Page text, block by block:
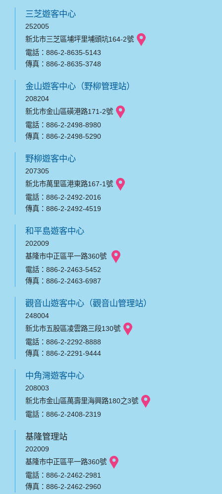
三芝遊客中心
252005
新北市三芝區埔坪里埔頭坑164-2號
電話：886-2-8635-5143
傳真：886-2-8635-3748
金山遊客中心（野柳管理站）
208204
新北市金山區磺港路171-2號
電話：886-2-2498-8980
傳真：886-2-2498-5290
野柳遊客中心
207305
新北市萬里區港東路167-1號
電話：886-2-2492-2016
傳真：886-2-2492-4519
和平島遊客中心
202009
基隆市中正區平一路360號
電話：886-2-2463-5452
傳真：886-2-2463-6987
觀音山遊客中心（觀音山管理站）
248004
新北市五股區凌雲路三段130號
電話：886-2-2292-8888
傳真：886-2-2291-9444
中角灣遊客中心
208003
新北市金山區萬壽里海興路180之3號
電話：886-2-2408-2319
基隆管理站
202009
基隆市中正區平一路360號
電話：886-2-2462-2981
傳真：886-2-2462-2960